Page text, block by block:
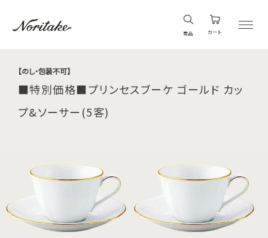
商品 カート
【のし・包装不可】
■特別価格■プリンセスブーケ ゴールド カッ
プ&ソーサー(5客)